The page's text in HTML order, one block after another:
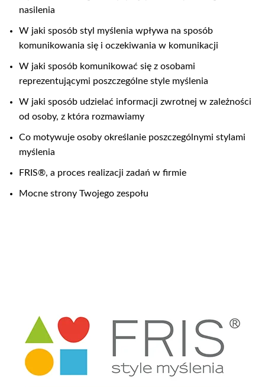
nasilenia
W jaki sposób styl myślenia wpływa na sposób
komunikowania się i oczekiwania w komunikacji
W jaki sposób komunikować się z osobami
reprezentującymi poszczególne style myślenia
W jaki sposób udzielać informacji zwrotnej w zależności
od osoby, z która rozmawiamy
Co motywuje osoby określanie poszczególnymi stylami
myślenia
FRIS®, a proces realizacji zadań w firmie
Mocne strony Twojego zespołu